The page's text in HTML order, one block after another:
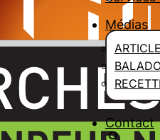
Médias
Contact